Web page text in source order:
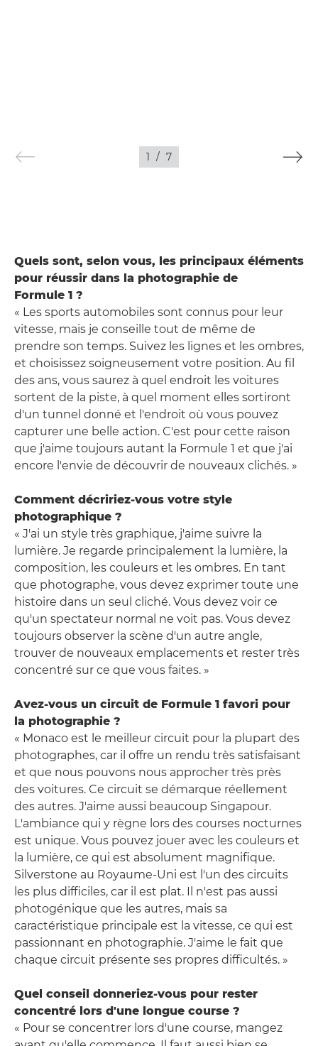
1 / 7
Quels sont, selon vous, les principaux éléments
pour réussir dans la photographie de
Formule 1 ?
« Les sports automobiles sont connus pour leur
vitesse, mais je conseille tout de même de
prendre son temps. Suivez les lignes et les ombres,
et choisissez soigneusement votre position. Au fil
des ans, vous saurez à quel endroit les voitures
sortent de la piste, à quel moment elles sortiront
d'un tunnel donné et l'endroit où vous pouvez
capturer une belle action. C'est pour cette raison
que j'aime toujours autant la Formule 1 et que j'ai
encore l'envie de découvrir de nouveaux clichés. »
Comment décririez-vous votre style
photographique ?
« J'ai un style très graphique, j'aime suivre la
lumière. Je regarde principalement la lumière, la
composition, les couleurs et les ombres. En tant
que photographe, vous devez exprimer toute une
histoire dans un seul cliché. Vous devez voir ce
qu'un spectateur normal ne voit pas. Vous devez
toujours observer la scène d'un autre angle,
trouver de nouveaux emplacements et rester très
concentré sur ce que vous faites. »
Avez-vous un circuit de Formule 1 favori pour
la photographie ?
« Monaco est le meilleur circuit pour la plupart des
photographes, car il offre un rendu très satisfaisant
et que nous pouvons nous approcher très près
des voitures. Ce circuit se démarque réellement
des autres. J'aime aussi beaucoup Singapour.
L'ambiance qui y règne lors des courses nocturnes
est unique. Vous pouvez jouer avec les couleurs et
la lumière, ce qui est absolument magnifique.
Silverstone au Royaume-Uni est l'un des circuits
les plus difficiles, car il est plat. Il n'est pas aussi
photogénique que les autres, mais sa
caractéristique principale est la vitesse, ce qui est
passionnant en photographie. J'aime le fait que
chaque circuit présente ses propres difficultés. »
Quel conseil donneriez-vous pour rester
concentré lors d'une longue course ?
« Pour se concentrer lors d'une course, mangez